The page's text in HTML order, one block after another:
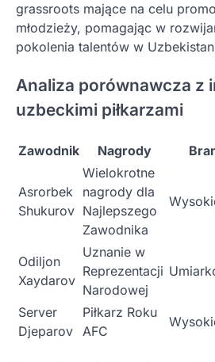
grassroots mające na celu
młodzieży, pomagając w
pokolenia talentów w
Analiza porównawcza z
uzbeckimi piłkarzami
Zawodnik Nagrody
Asrorbek
Shukurov
Wielokrotne
nagrody dla
Najlepszego
Zawodnika
Odiljon
Xaydarov
Uznanie w
Reprezentacji
Narodowej
Server
Djeparov
Piłkarz Roku
AFC